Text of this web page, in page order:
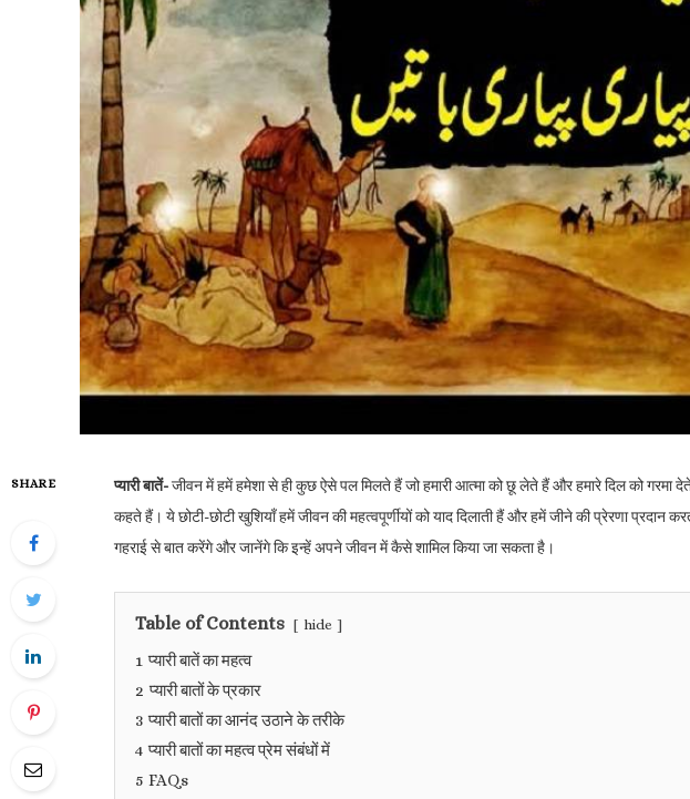
SHARE प्यारी बातें-जीवन में हमें हमेशा से ही कुछ ऐसे पल मिलते हैं जो हमारी आत्मा को छू लेते हैं और हमारे दिल को गरमा देते
कहते हैं। ये छोटी-छोटी खुशियाँ हमें जीवन की महत्वपूर्णीयों को याद दिलाती हैं और हमें जीने की प्रेरणा प्रदान
गहराई से बात करेंगे और जानेंगे कि इन्हें अपने जीवन में कैसे शामिल किया जा सकता है।
Table of Contents hide
1 प्यारी बातें का महत्व
2 प्यारी बातों के प्रकार
3 प्यारी बातों का आनंद उठाने के तरीके
4 प्यारी बातों का महत्व प्रेम संबंधों में
5 FAQs